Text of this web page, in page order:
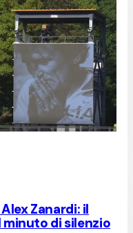
Zanardi: il
minuto di silenzio